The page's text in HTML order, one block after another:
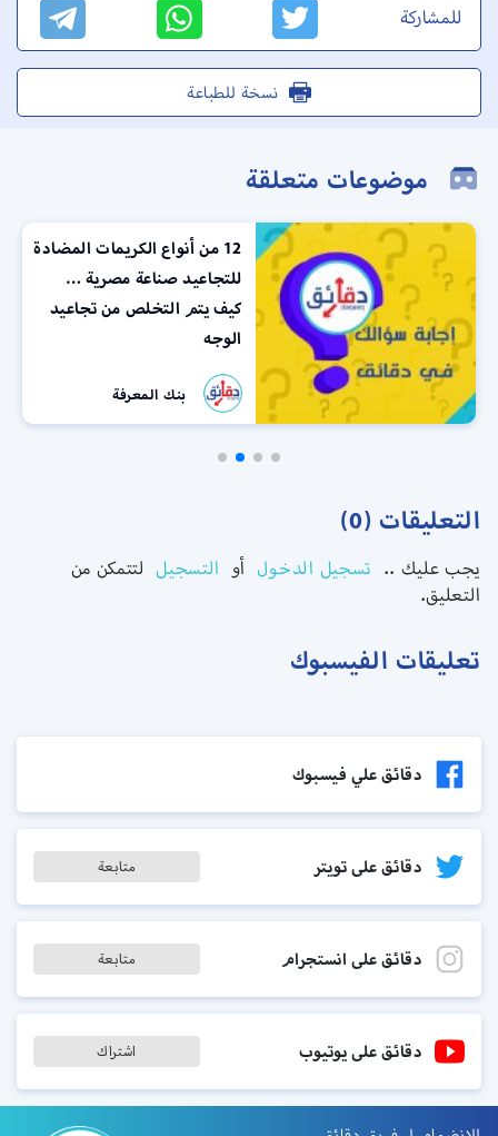
للمشاركة
نسخة للطباعة
موضوعات متعلقة
12 من أنواع الكريمات المضادة
للتجاعيد صناعة مصرية …
كيف يتم التخلص من تجاعيد
الوجه
بنك المعرفة
التعليقات (0)
يجب عليك .. تسجيل الدخول أو التسجيل لتتمكن من
التعليق.
تعليقات الفيسبوك
دقائق علي فيسبوك
دقائق على تويتر متابعة
دقائق على انستجرام متابعة
دقائق على يوتيوب اشتراك